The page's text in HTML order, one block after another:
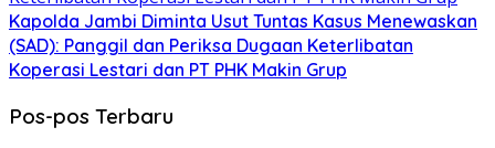
Kapolda Jambi Diminta Usut Tuntas Kasus Menewaskan
(SAD): Panggil dan Periksa Dugaan Keterlibatan
Koperasi Lestari dan PT PHK Makin Grup
Pos-pos Terbaru